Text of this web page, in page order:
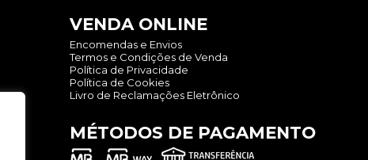
VENDA ONLINE
Encomendas e Envios
Termos e Condições de Venda
Política de Privacidade
Política de Cookies
Livro de Reclamações Eletrônico
MÉTODOS DE PAGAMENTO